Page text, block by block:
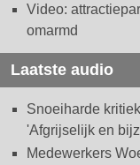
Video:
omarmd
Laatste audio
Snoeiharde
'Afgrijselijk en
Medewerkers